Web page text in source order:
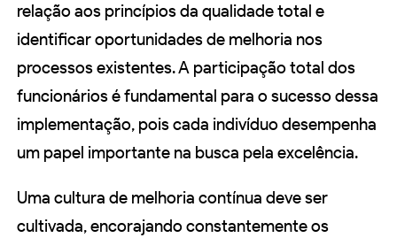
relação aos princípios da qualidade total e
identificar oportunidades de melhoria nos
processos existentes. A participação total dos
funcionários é fundamental para o sucesso dessa
implementação, pois cada indivíduo desempenha
um papel importante na busca pela excelência.
Uma cultura de melhoria contínua deve ser
cultivada, encorajando constantemente os